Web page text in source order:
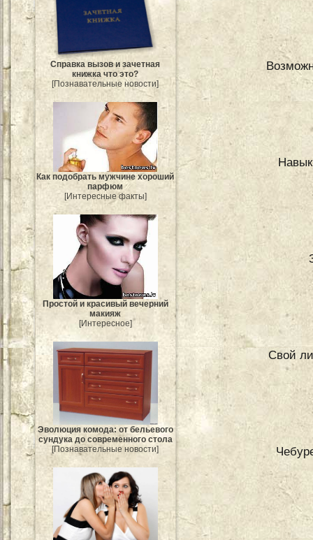
Справка вызов и зачетная
книжка что это?
[Познавательные новости]
Как подобрать мужчине хороший
парфюм
[Интересные факты]
Простой и красивый вечерний
макияж
[Интересное]
Эволюция комода: от бельевого
сундука до современного стола
[Познавательные новости]
Свой